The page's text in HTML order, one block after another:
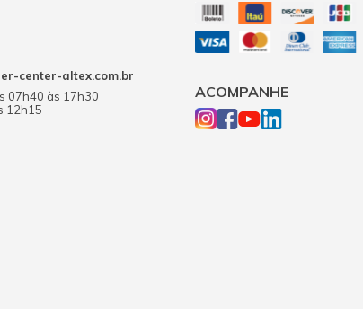
center-altex.com.br
07h40 às 17h30
12h15
ACOMPANHE